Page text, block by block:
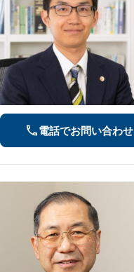
電話でお問い合わせ